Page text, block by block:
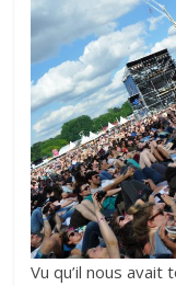
Vu qu’il nous avait